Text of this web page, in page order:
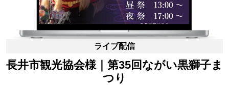
ライブ配信
長井市観光協会様｜第35回ながい黒獅子ま
つり